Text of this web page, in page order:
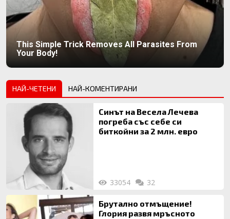
This Simple Trick Removes All Parasites From
Your Body!
НАЙ-ЧЕТЕНИ НАЙ-КОМЕНТИРАНИ
Синът на Весела Лечева
погреба със себе си
биткойни за 2 млн. евро
33054 32
Брутално отмъщение!
Глория развя мръсното